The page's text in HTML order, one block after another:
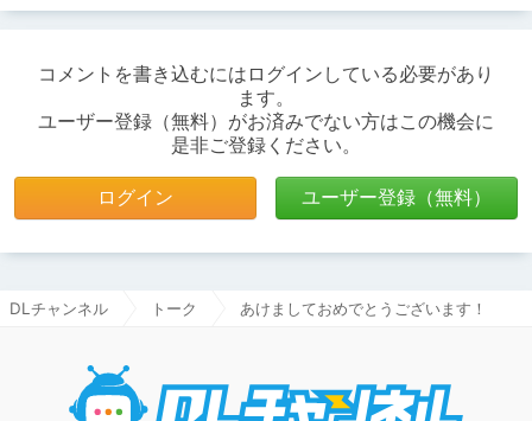
コメントを書き込むにはログインしている必要があり
ます。
ユーザー登録（無料）がお済みでない方はこの機会に
是非ご登録ください。
ログイン ユーザー登録（無料）
DLチャンネル トーク あけましておめでとうございます！